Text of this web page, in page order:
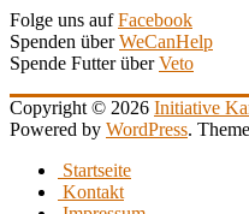
Folge uns aufFacebook
Spenden überWeCanHelp
Spende Futter überVeto
Copyright © 2026 Initiative
Powered by WordPress.
Startseite
Kontakt